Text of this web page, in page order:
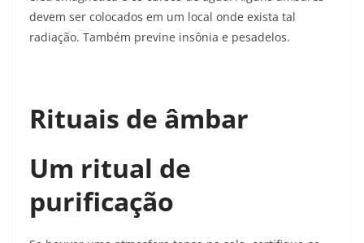
devem ser colocados em um local onde exista tal
radiação. Também previne insônia e pesadelos.
Rituais de âmbar
Um ritual de
purificação